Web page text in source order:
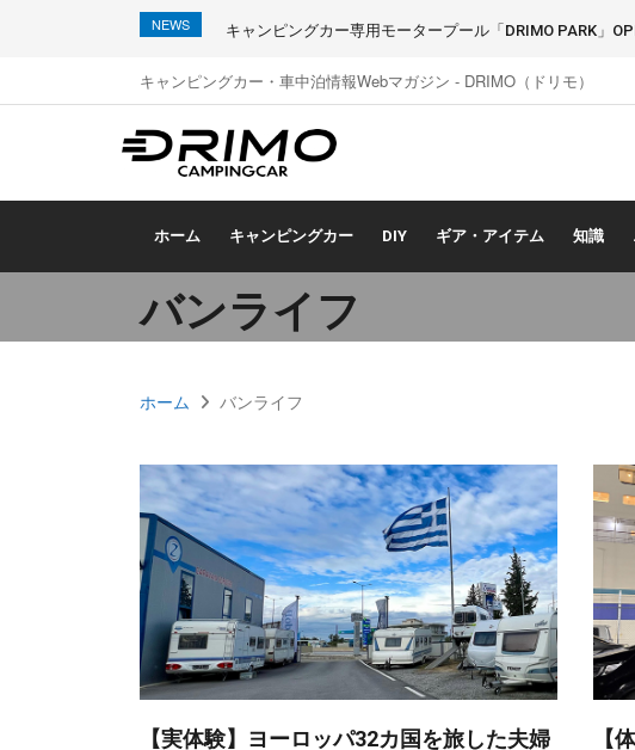
NEWS キャンピングカー専用モータープール「DRIMO PARK」
キャンピングカー・車中泊情報Webマガジン - DRIMO（ドリモ）
ホーム キャンピングカー DIY ギア・アイテム 知識
バンライフ
ホーム バンライフ
【実体験】ヨーロッパ32カ国を旅した夫婦
【